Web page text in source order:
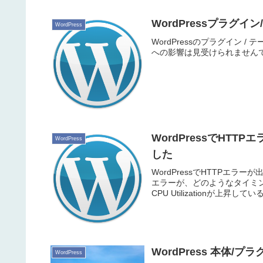
WordPress WordPressプラグイン
WordPressのプラグイン / テ
への影響は見受けられません
WordPress
WordPressでHTTPエ
した
WordPressでHTTPエラーが
エラーが、どのようなタイミ
CPU Utilizationが上昇してい
WordPress WordPress 本体/プラ